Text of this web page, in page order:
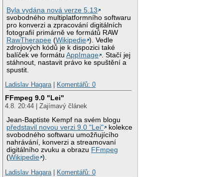
Byla vydána nová verze 5.13
svobodného multiplatformního softwaru
pro konverzi a zpracování digitálních
fotografií primárně ve formátů RAW
RawTherapee (Wikipedie ). Vedle
zdrojových kódů je k dispozici také
balíček ve formátuAppImage
. Stačí jej
stáhnout, nastavit právo ke spuštění a
spustit.
Ladislav Hagara| Komentářů: 0
FFmpeg 9.0 "Lei"
4.8. 20:44 | Zajímavý článek
Jean-Baptiste Kempf na svém blogu
představil novou verzi 9.0 "Lei"
kolekce
svobodného softwaru umožňujícího
nahrávání, konverzi a streamovaní
digitálního zvuku a obrazu FFmpeg
(Wikipedie ).
Ladislav Hagara| Komentářů: 0